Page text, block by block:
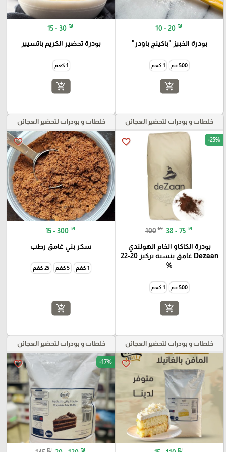
10 - 20 ₪
بودرة الخبيز "باكينج باودر"
500 غم 1 كغم
add_shopping_cart
15 - 30 ₪
بودرة تحضير الكريم باتسيير
1 كغم
add_shopping_cart
خلطات و بودرات لتحضير العجائن
favorite_border -25%
100 ₪ 38 - 75 ₪
بودرة الكاكاو الخام الهولندي
Dezaan غامق بنسبة تركيز 20-22
%
500 غم 1 كغم
add_shopping_cart
خلطات و بودرات لتحضير العجائن
favorite_border
15 - 300 ₪
سكر بني غامق رطب
1 كغم 5 كغم 25 كغم
add_shopping_cart
خلطات و بودرات لتحضير العجائن
favorite_border
₪
خلطات و بودرات لتحضير العجائن
favorite_border -17%
₪ ₪